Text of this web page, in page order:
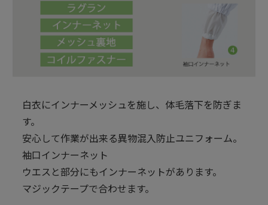
白衣にインナーメッシュを施し、体毛落下を防ぎま
す。
安心して作業が出来る異物混入防止ユニフォーム。
袖口インナーネット
ウエスと部分にもインナーネットがあります。
マジックテープで合わせます。